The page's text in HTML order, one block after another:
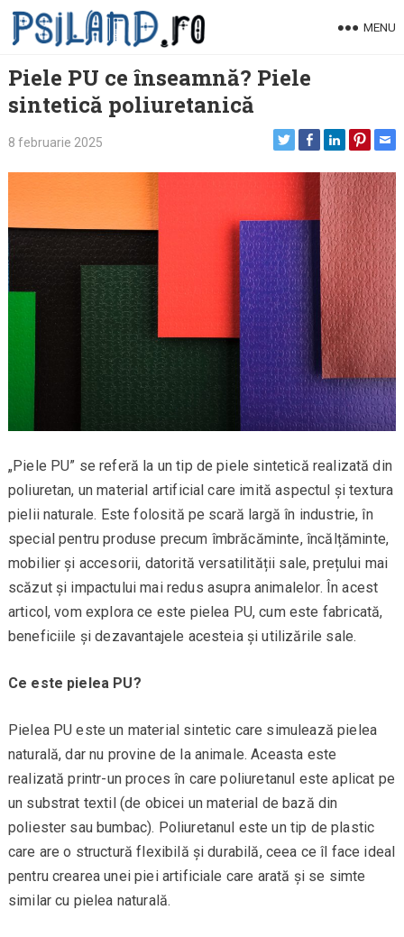
Skip
MENU
Piele PU ce înseamnă? Piele
sintetică poliuretanică
8 februarie 2025
„Piele PU” se referă la un tip de piele sintetică realizată din
poliuretan, un material artificial care imită aspectul și textura
pielii naturale. Este folosită pe scară largă în industrie, în
special pentru produse precum îmbrăcăminte, încălțăminte,
mobilier și accesorii, datorită versatilității sale, prețului mai
scăzut și impactului mai redus asupra animalelor. În acest
articol, vom explora ce este pielea PU, cum este fabricată,
beneficiile și dezavantajele acesteia și utilizările sale.
Ce este pielea PU?
Pielea PU este un material sintetic care simulează pielea
naturală, dar nu provine de la animale. Aceasta este
realizată printr-un proces în care poliuretanul este aplicat pe
un substrat textil (de obicei un material de bază din
poliester sau bumbac). Poliuretanul este un tip de plastic
care are o structură flexibilă și durabilă, ceea ce îl face ideal
pentru crearea unei piei artificiale care arată și se simte
similar cu pielea naturală.